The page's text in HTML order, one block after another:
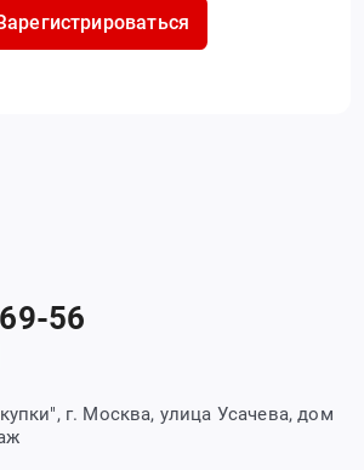
56
г. Москва, улица Усачева, дом